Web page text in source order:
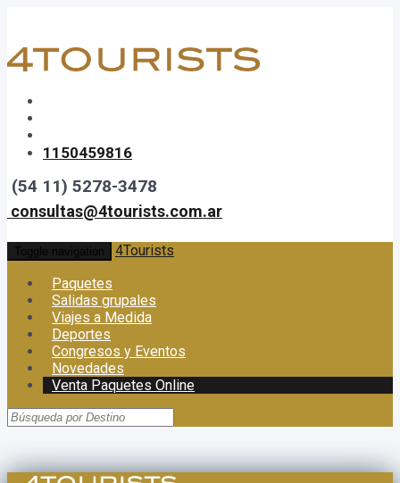
1150459816
(54 11) 5278-3478
consultas@4tourists.com.ar
Toggle navigation
4Tourists
Paquetes
Salidas grupales
Viajes a Medida
Deportes
Congresos y Eventos
Novedades
Venta Paquetes Online